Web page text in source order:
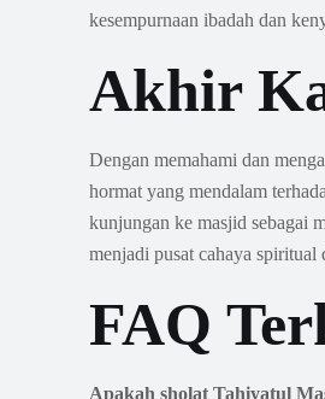
kesempurnaan ibadah dan
Akhir
Dengan memahami dan
hormat yang mendalam
kunjungan ke masjid sebagai
menjadi pusat cahaya spiritual
FAQ
Apakah sholat Tahiyatul